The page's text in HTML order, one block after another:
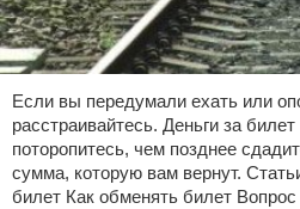
Если вы передумали ехать или
расстраивайтесь. Деньги за
поторопитесь, чем позднее
сумма, которую вам вернут.
билет Как обменять билет